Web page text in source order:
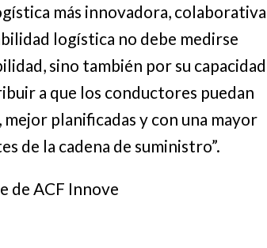
más innovadora, colaborativa
logística no debe medirse
sino también por su capacidad
a que los conductores puedan
planificadas y con una mayor
de la cadena de suministro”.
de ACF Innove